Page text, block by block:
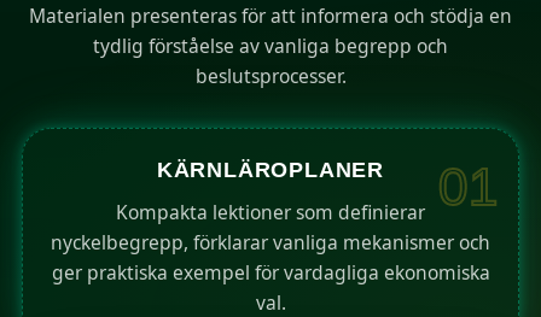
Materialen presenteras för att informera och stödja en
tydlig förståelse av vanliga begrepp och
beslutsprocesser.
01
KÄRNLÄROPLANER
Kompakta lektioner som definierar
nyckelbegrepp, förklarar vanliga mekanismer och
ger praktiska exempel för vardagliga ekonomiska
val.